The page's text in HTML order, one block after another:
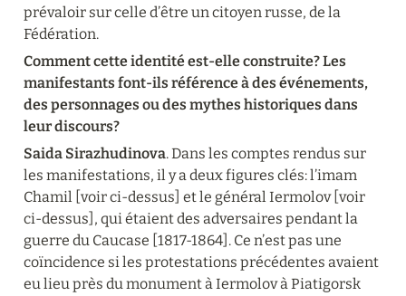
prévaloir sur celle d’être un citoyen russe, de la
Fédération.
Comment cette identité est-elle construite? Les
manifestants font-ils référence à des événements,
des personnages ou des mythes historiques dans
leur discours?
Saida Sirazhudinova. Dans les comptes rendus sur
les manifestations, il y a deux figures clés: l’imam
Chamil [voir ci-dessus] et le général Iermolov [voir
ci-dessus], qui étaient des adversaires pendant la
guerre du Caucase [1817-1864]. Ce n’est pas une
coïncidence si les protestations précédentes avaient
eu lieu près du monument à Iermolov à Piatigorsk